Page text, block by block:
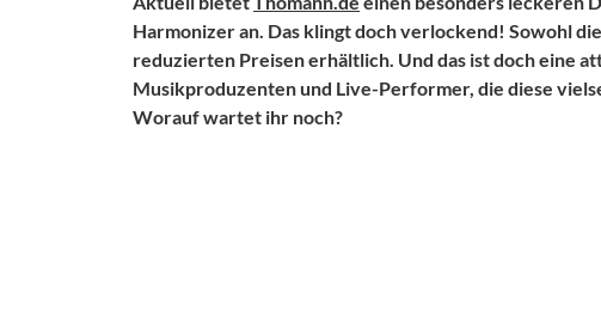
Harmonizer an. Das klingt doch verlockend! Sowohl
reduzierten Preisen erhältlich. Und das ist doch eine
Musikproduzenten und Live-Performer, die diese
Worauf wartet ihr noch?